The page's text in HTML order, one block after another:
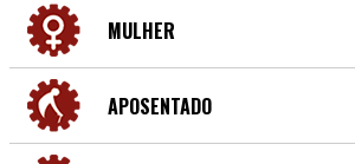
MULHER
APOSENTADO